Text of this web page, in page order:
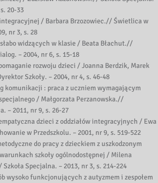
20-33
/ Barbara Brzozowiec.// Świetlica w
nr 3, s. 28
widzących w klasie / Beata Błachut.//
– 2004, nr 6, s. 15-18
rozwoju dzieci / Joanna Berdzik, Marek
Szkoły. – 2004, nr 4, s. 46-48
komunikacji : praca z uczniem wymagającym
/ Małgorzata Perzanowska.//
– 2011, nr 9, s. 26-27
dzieci z oddziałów integracyjnych / Ewa
w Przedszkolu. – 2001, nr 9, s. 519-522
do pracy z dzieckiem z uszkodzonym
szkoły ogólnodostępnej / Milena
Specjalna. – 2013, nr 3, s. 214-224
wysoko funkcjonujących z autyzmem i zespołem